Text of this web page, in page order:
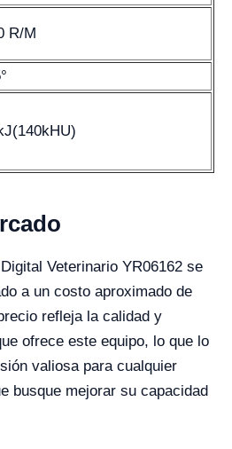
R/M
Veterinario YR06162 se
a un costo aproximado de
refleja la calidad y
ofrece este equipo, lo que lo
valiosa para cualquier
busque mejorar su capacidad